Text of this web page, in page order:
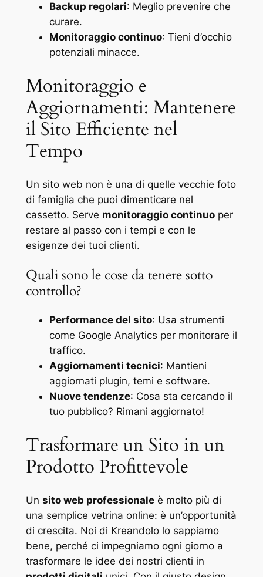
Backup regolari: Meglio prevenire che
curare.
Monitoraggio continuo: Tieni d’occhio
potenziali minacce.
Monitoraggio e
Aggiornamenti: Mantenere
il Sito Efficiente nel
Tempo
Un sito web non è una di quelle vecchie foto
di famiglia che puoi dimenticare nel
cassetto. Serve monitoraggio continuoper
restare al passo con i tempi e con le
esigenze dei tuoi clienti.
Quali sono le cose da tenere sotto
controllo?
Performance del sito: Usa strumenti
come Google Analytics per monitorare il
traffico.
Aggiornamenti tecnici: Mantieni
aggiornati plugin, temi e software.
Nuove tendenze: Cosa sta cercando il
tuo pubblico? Rimani aggiornato!
Trasformare un Sito in un
Prodotto Profittevole
Un sito web professionaleè molto più di
una semplice vetrina online: è un’opportunità
di crescita. Noi di Kreandolo lo sappiamo
bene, perché ci impegniamo ogni giorno a
trasformare le idee dei nostri clienti in